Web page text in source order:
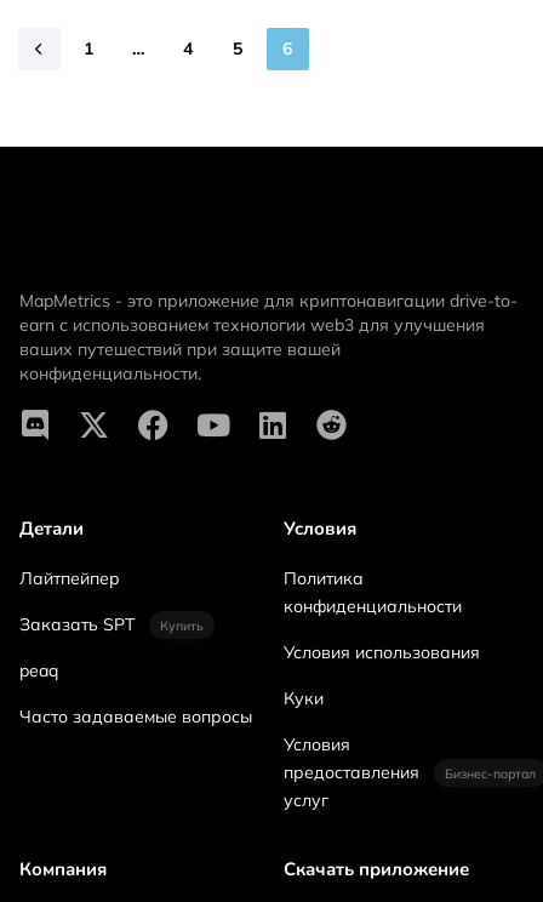
1 … 4 5 6
MapMetrics - это приложение для криптонавигации drive-to-
earn с использованием технологии web3 для улучшения
ваших путешествий при защите вашей
конфиденциальности.
Детали
Лайтпейпер
Заказать SPT Купить
peaq
Часто задаваемые вопросы
Условия
Политика
конфиденциальности
Условия использования
Куки
Условия
предоставления
услуг
Бизнес-портал
Компания Скачать приложение